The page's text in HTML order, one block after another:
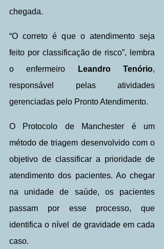
chegada.
“O correto é que o atendimento seja
feito por classificação de risco”, lembra
o enfermeiro
Leandro Tenório,
responsável pelas atividades
gerenciadas pelo Pronto Atendimento.
O Protocolo de Manchester é um
método de triagem desenvolvido com o
objetivo de classificar a prioridade de
atendimento dos pacientes. Ao chegar
na unidade de saúde, os pacientes
passam por esse processo, que
identifica o nível de gravidade em cada
caso.